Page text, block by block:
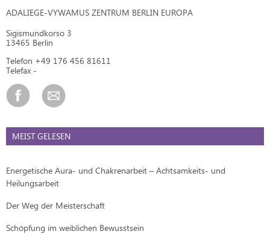
ADALIEGE-VYWAMUS ZENTRUM BERLIN EUROPA
Sigismundkorso 3
13465 Berlin
Telefon +49 176 456 81611
Telefax -
MEIST GELESEN
Energetische Aura- und Chakrenarbeit – Achtsamkeits- und
Heilungsarbeit
Der Weg der Meisterschaft
Schöpfung im weiblichen Bewusstsein